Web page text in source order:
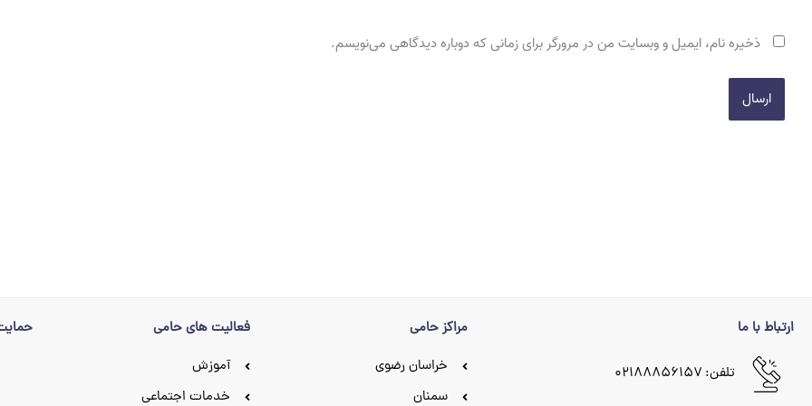
ذخیره نام، ایمیل و وبسایت من در مرورگر برای زمانی که دوباره دیدگاهی می‌نویسم.
ارتباط با ما
تلفن: ۰۲۱۸۸۸۵۶۱۵۷
مراکز حامی
خراسان رضوی
سمنان
فعالیت های حامی
آموزش
خدمات اجتماعی